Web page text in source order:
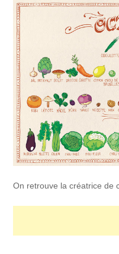
On retrouve la créatrice de